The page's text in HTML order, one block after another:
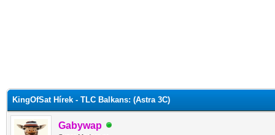
KingOfSat Hírek - TLC Balkans: (Astra 3C)
Gabywap